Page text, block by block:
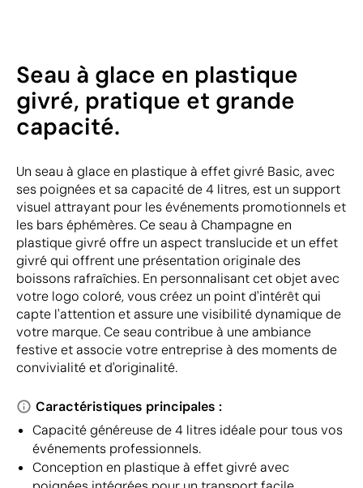
Seau à glace en plastique
givré, pratique et grande
capacité.
Un seau à glace en plastique à effet givré Basic, avec
ses poignées et sa capacité de 4 litres, est un support
visuel attrayant pour les événements promotionnels et
les bars éphémères. Ce seau à Champagne en
plastique givré offre un aspect translucide et un effet
givré qui offrent une présentation originale des
boissons rafraîchies. En personnalisant cet objet avec
votre logo coloré, vous créez un point d'intérêt qui
capte l'attention et assure une visibilité dynamique de
votre marque. Ce seau contribue à une ambiance
festive et associe votre entreprise à des moments de
convivialité et d'originalité.
Caractéristiques principales :
Capacité généreuse de 4 litres idéale pour tous vos
événements professionnels.
Conception en plastique à effet givré avec